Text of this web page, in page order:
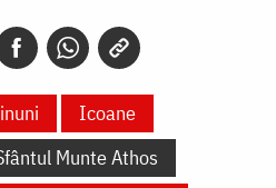
Icoane
Munte Athos